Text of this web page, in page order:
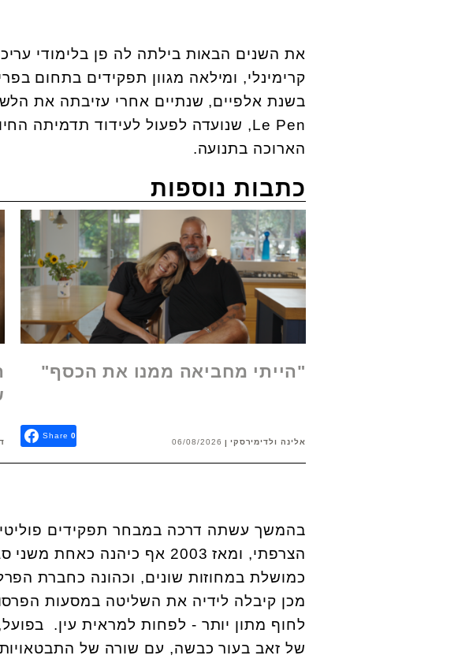
את השנים הבאות בילתה לה פן בלימודי
קרימינלי, ומילאה מגוון תפקידים בתחום
בשנת אלפיים, שנתיים אחרי עזיבתה את
Le Pen, שנועדה לפעול לעידוד תדמיתה
הארוכה בתנועה.
כתבות נוספות
"הייתי מחביאה ממנו את הכסף"
אלינה ולדימירסקי 06/08/2026
Share 0
בהמשך עשתה דרכה במבחר תפקידים
הצרפתי, ומאז 2003 אף כיהנה
מכן קיבלה לידיה את השליטה במסעות
לחוף מתון יותר - לפחות למראית עין.
של זאב בעור כבשה, עם שורה של